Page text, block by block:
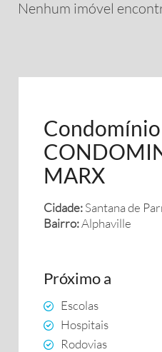
Nenhum imóvel
Condomínio
MARX
Cidade:Santana de
Bairro:Alphaville
Próximo a
Escolas
Hospitais
Rodovias